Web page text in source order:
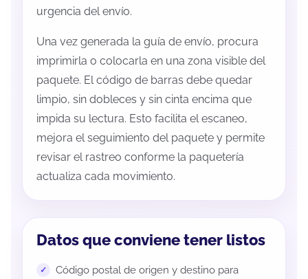
urgencia del envío.
Una vez generada la guía de envío, procura
imprimirla o colocarla en una zona visible del
paquete. El código de barras debe quedar
limpio, sin dobleces y sin cinta encima que
impida su lectura. Esto facilita el escaneo,
mejora el seguimiento del paquete y permite
revisar el rastreo conforme la paquetería
actualiza cada movimiento.
Datos que conviene tener listos
Código postal de origen y destino para